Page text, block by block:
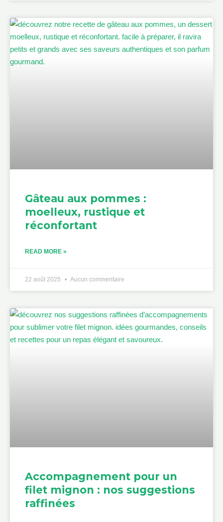
Gâteau aux pommes :
moelleux, rustique et
réconfortant
READ MORE »
22 août 2025 Aucun commentaire
Accompagnement pour un
filet mignon : nos suggestions
raffinées